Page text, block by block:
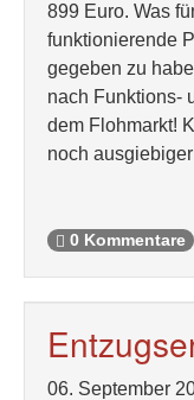
899 Euro. Was
funktionierende
gegeben zu
nach Funktions-
dem Flohmarkt!
noch
0 Kommentare
06. September